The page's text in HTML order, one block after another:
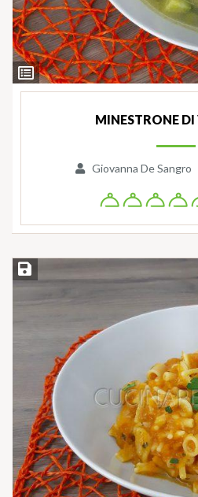
Ingredienti
MINESTRONE DI
Giovanna De Sangro
Salva ricetta